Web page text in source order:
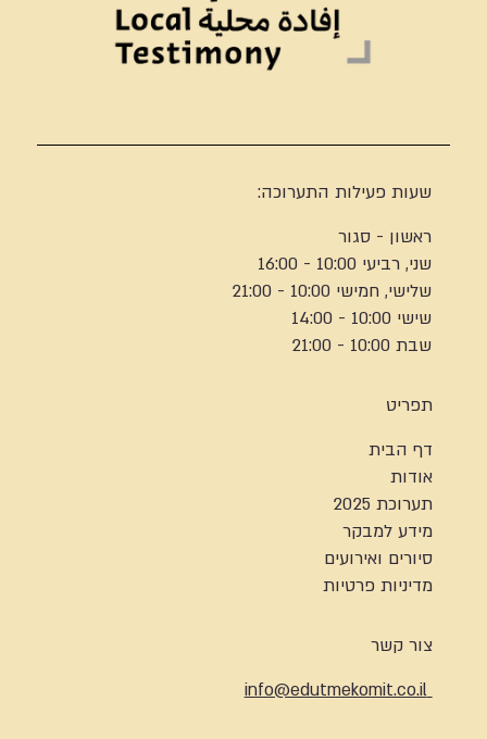
שעות פעילות התערוכה:
ראשון - סגור
שני, רביעי 10:00 - 16:00
שלישי, חמישי 10:00 - 21:00
שישי 10:00 - 14:00
שבת 10:00 - 21:00
תפריט
דף הבית
אודות
תערוכת 2025
מידע למבקר
סיורים ואירועים
מדיניות פרטיות
צור קשר
info@edutmekomit.co.il